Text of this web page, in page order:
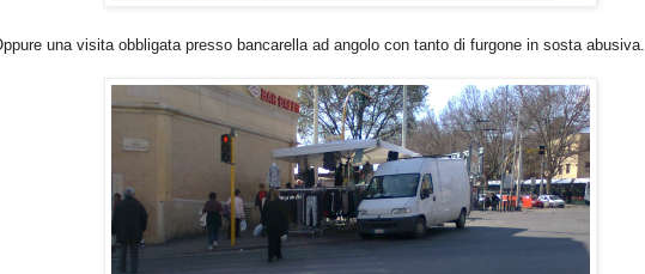
una visita obbligata presso bancarella ad angolo con tanto di furgone in sosta abusiva.